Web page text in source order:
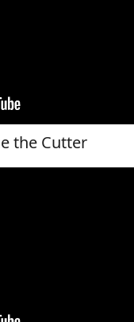
the Cutter